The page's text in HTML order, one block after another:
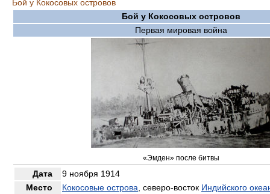
Бой у Кокосовых островов
Бой у Кокосовых островов
Первая мировая война
«Эмден» после битвы
Дата
9 ноября 1914
Место
Кокосовые острова, северо-восток Индийского